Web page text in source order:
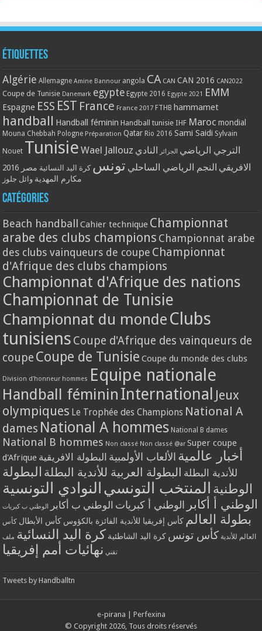
Étiquettes
Algérie Allemagne Amine Bannour angola CA CAN CAN 2016 CAN2022
Coupe de Tunisie Danemark egypte Egypte 2016 Egypte 2021 EMM
Espagne ESS EST France France 2017 FTHB hammamet
handball Handball féminin Handball tunisie IHF Maroc mondial
Mouna Chebbah Pologne Préparation Qatar Rio 2016 Sami Saidi Sylvain
Nouet Tunisie Wael Jallouz الترجي الرياضي الجزائر النادي
الافريقي النجم الرياضي الساحلي تونس كرة اليد النسائية مصر 2016
مكارم المهدية وائل جلوز
Catégories
Beach handball Cahier technique Championnat
arabe des clubs champions Championnat arabe
des clubs vainqueurs de coupe Championnat
d'Afrique des clubs champions
Championnat d'Afrique des nations
Championnat de Tunisie
Championnat du monde Clubs
tunisiens Coupe d'Afrique des vainqueurs de
coupe Coupe de Tunisie Coupe du monde des clubs
Division d'honneur hommes Equipe nationale
Handball féminin International Jeux
olympiques Le Trophée des Champions National A
dames National A hommes National B dames
National B hommes Non classé Non classé @ar Super coupe
d'Afrique
أخبار عالمية الألعاب الأولمبية البطولة الافريقية
للأندية البطلة البطولة العربية للأندية البطلة البطولة
الوطنية المنتخب التونسي النوادي التونسية
الوطني أ أكابر الوطني أ كبريات الوطني ب أكابر الوطني ب كبريات
بطولة العالم كأس إفريقيا للأندية الفائزة بالكؤوس كأس الأبطال كأس
العالم للأندية كأس تونس كرة اليد الشاطئية كرة اليد النسائية ملف
تقني نهائيات أمم إفريقيا
Tweets by Handballtn
e-pirana
Perfexina
© Copyright 2026, Tous droits réservés